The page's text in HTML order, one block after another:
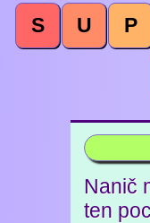
S U P
Nanič
ten